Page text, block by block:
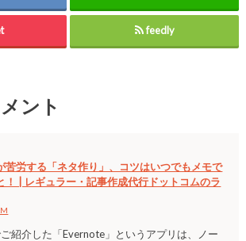
feedly
ント
苦労する「ネタ作り」、コツはいつでもメモで
！ | レギュラー・記事作成代行ドットコムのラ
紹介した「Evernote」というアプリは、ノー